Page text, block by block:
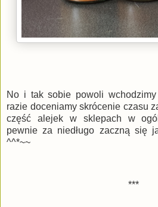
No i tak sobie powoli
razie doceniamy skrócenie czasu
część alejek w sklepach w
pewnie za niedługo zaczną się
^^*~~
***